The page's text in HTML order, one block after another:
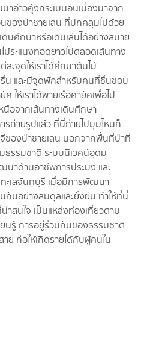
วคุ้งกระเบนอันเนื่องมาจาก
ของป่าชายเลน ที่ปกคลุมไปด้วย
นศึกษาหรือเดินเล่นได้อย่างสบาย
ม้ระแนงทอดยาวไปตลอดเส้นทาง
ะจุดให้เราได้ศึกษาต้นไม้
น และมีจุดพักสำหรับคนที่ชื่นชอบ
ให้เราได้พายเรือคายัคเพื่อไป
อจากเส้นทางเดินศึกษา
ถ่ายรูปแล้ว ที่นี่ถ่ายไปมุมไหนก็
ของป่าชายเลน นอกจากพื้นที่ป่าที่
รรมชาติ ระบบนิเวศน์อุดม
าด้านอาชีพการประมง และ
ะเลจันทบุรี เมื่อมีการพัฒนา
นอย่างสมดุลและยั่งยืน ทำให้ที่นี่
สนใจ เป็นแหล่งท่องเที่ยวตาม
นรู้ การอยู่ร่วมกันของธรรมชาติ
ย ก่อให้เกิดรายได้กับผู้คนใน